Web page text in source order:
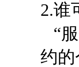
2.谁
“
约